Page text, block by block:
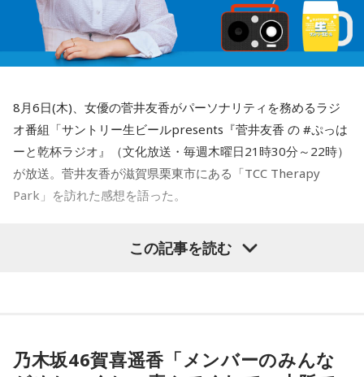
8月6日(木)、女優の菅井友香がパーソナリティを務めるラジ
オ番組「サントリー生ビールpresents『菅井友香 の #ぷっは
ーと乾杯ラジオ』（文化放送・毎週木曜日21時30分～22時）
が放送。菅井友香が滋賀県栗東市にある「TCC Therapy
Park」を訪れた感想を語った。
-「素晴らしい素敵な取り組み」-
この記事を読む
乃木坂46賀喜遥香「メンバーのみんな